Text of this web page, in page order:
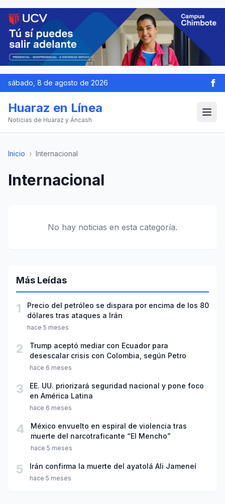
sábado, 8 de agosto de 2026
Huaraz en Línea
Noticias de Huaraz y Áncash
Inicio › Internacional
Internacional
No hay noticias en esta categoría.
Más Leídas
1
Precio del petróleo se dispara por encima de los 80
dólares tras ataques a Irán
hace 5 meses
2
Trump aceptó mediar con Ecuador para
desescalar crisis con Colombia, según Petro
hace 6 meses
3
EE. UU. priorizará seguridad nacional y pone foco
en América Latina
hace 6 meses
4
México envuelto en espiral de violencia tras
muerte del narcotraficante “El Mencho”
hace 5 meses
5 Irán confirma la muerte del ayatolá Ali Jameneí
hace 5 meses